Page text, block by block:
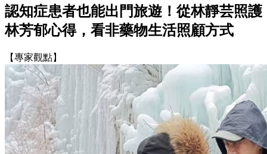
認知症患者也能出門旅遊！從林靜芸照護
林芳郁心得，看非藥物生活照顧方式
【專家觀點】